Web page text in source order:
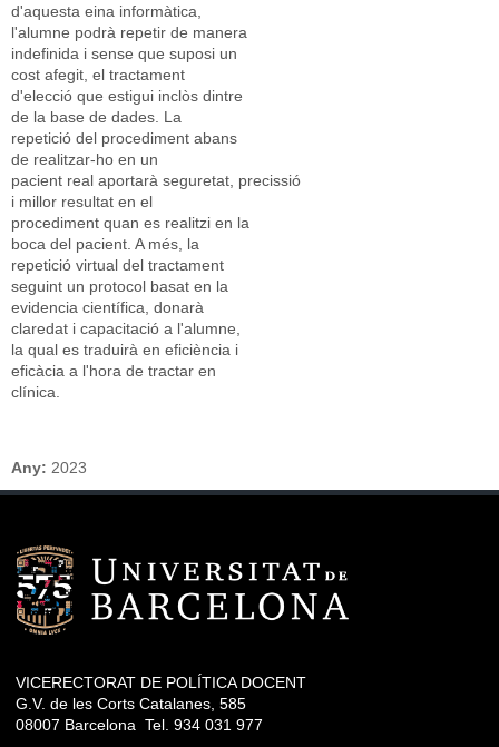
d'aquesta eina informàtica,
l'alumne podrà repetir de manera
indefinida i sense que suposi un
cost afegit, el tractament
d'elecció que estigui inclòs dintre
de la base de dades. La
repetició del procediment abans
de realitzar-ho en un
pacient real aportarà seguretat, precissió
i millor resultat en el
procediment quan es realitzi en la
boca del pacient. A més, la
repetició virtual del tractament
seguint un protocol basat en la
evidencia científica, donarà
claredat i capacitació a l'alumne,
la qual es traduirà en eficiència i
eficàcia a l'hora de tractar en
clínica.
Any: 2023
VICERECTORAT DE POLÍTICA DOCENT
G.V. de les Corts Catalanes, 585
08007 Barcelona Tel. 934 031 977